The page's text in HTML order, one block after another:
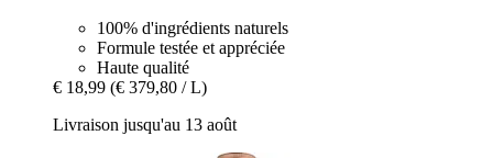
100% d'ingrédients naturels
Formule testée et appréciée
Haute qualité
€ 18,99 (€ 379,80 / L)
Livraison jusqu'au 13 août